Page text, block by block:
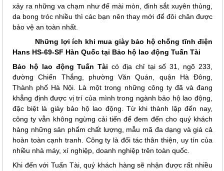
xảy ra những va chạm như đế mài mòn, đinh sắt xuyên thủng,
da bong tróc nhiều thì các bạn nên thay mới để đôi chân được
bảo vệ an toàn nhất.
Những lợi ích khi mua giày bảo hộ chống tĩnh điện
Hans HS-69-SF Hàn Quốc tại Bảo hộ lao động Tuấn Tài
Bảo hộ lao động Tuấn Tài có địa chỉ tại số 31, ngõ 233,
đường Chiến Thắng, phường Văn Quán, quận Hà Đông,
Thành phố Hà Nội. Là một trong những công ty đã và đang
khẳng định được vị trí của mình trong ngành bảo hộ lao động,
đặc biệt là giày bảo hộ lao động. Từ khi thành lập đến nay,
công ty vẫn không ngừng cải tiến để đem đến cho quý khách
hàng những sản phẩm chất lượng, mẫu mã đa dạng và giá cả
hoàn toàn cạnh tranh. Công ty là đối tác thân thiện, uy tín của
nhiều nhà máy, xí nghiệp, doanh nghiệp trên toàn quốc.
Khi đến với Tuấn Tài, quý khách hàng sẽ nhận được rất nhiều